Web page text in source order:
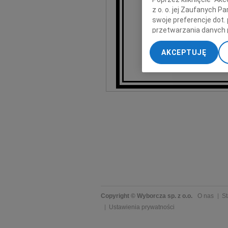
Copyright © Wyborcza sp. z o.o. O nas
Ustawienia prywatności
z o. o. jej Zaufanych
swoje preferencje dot.
przetwarzania danych
„Ustawienia
My, nasi Zaufani
dokładnych danych
Przechowywanie
treści, badnie
AKCEPTUJĘ